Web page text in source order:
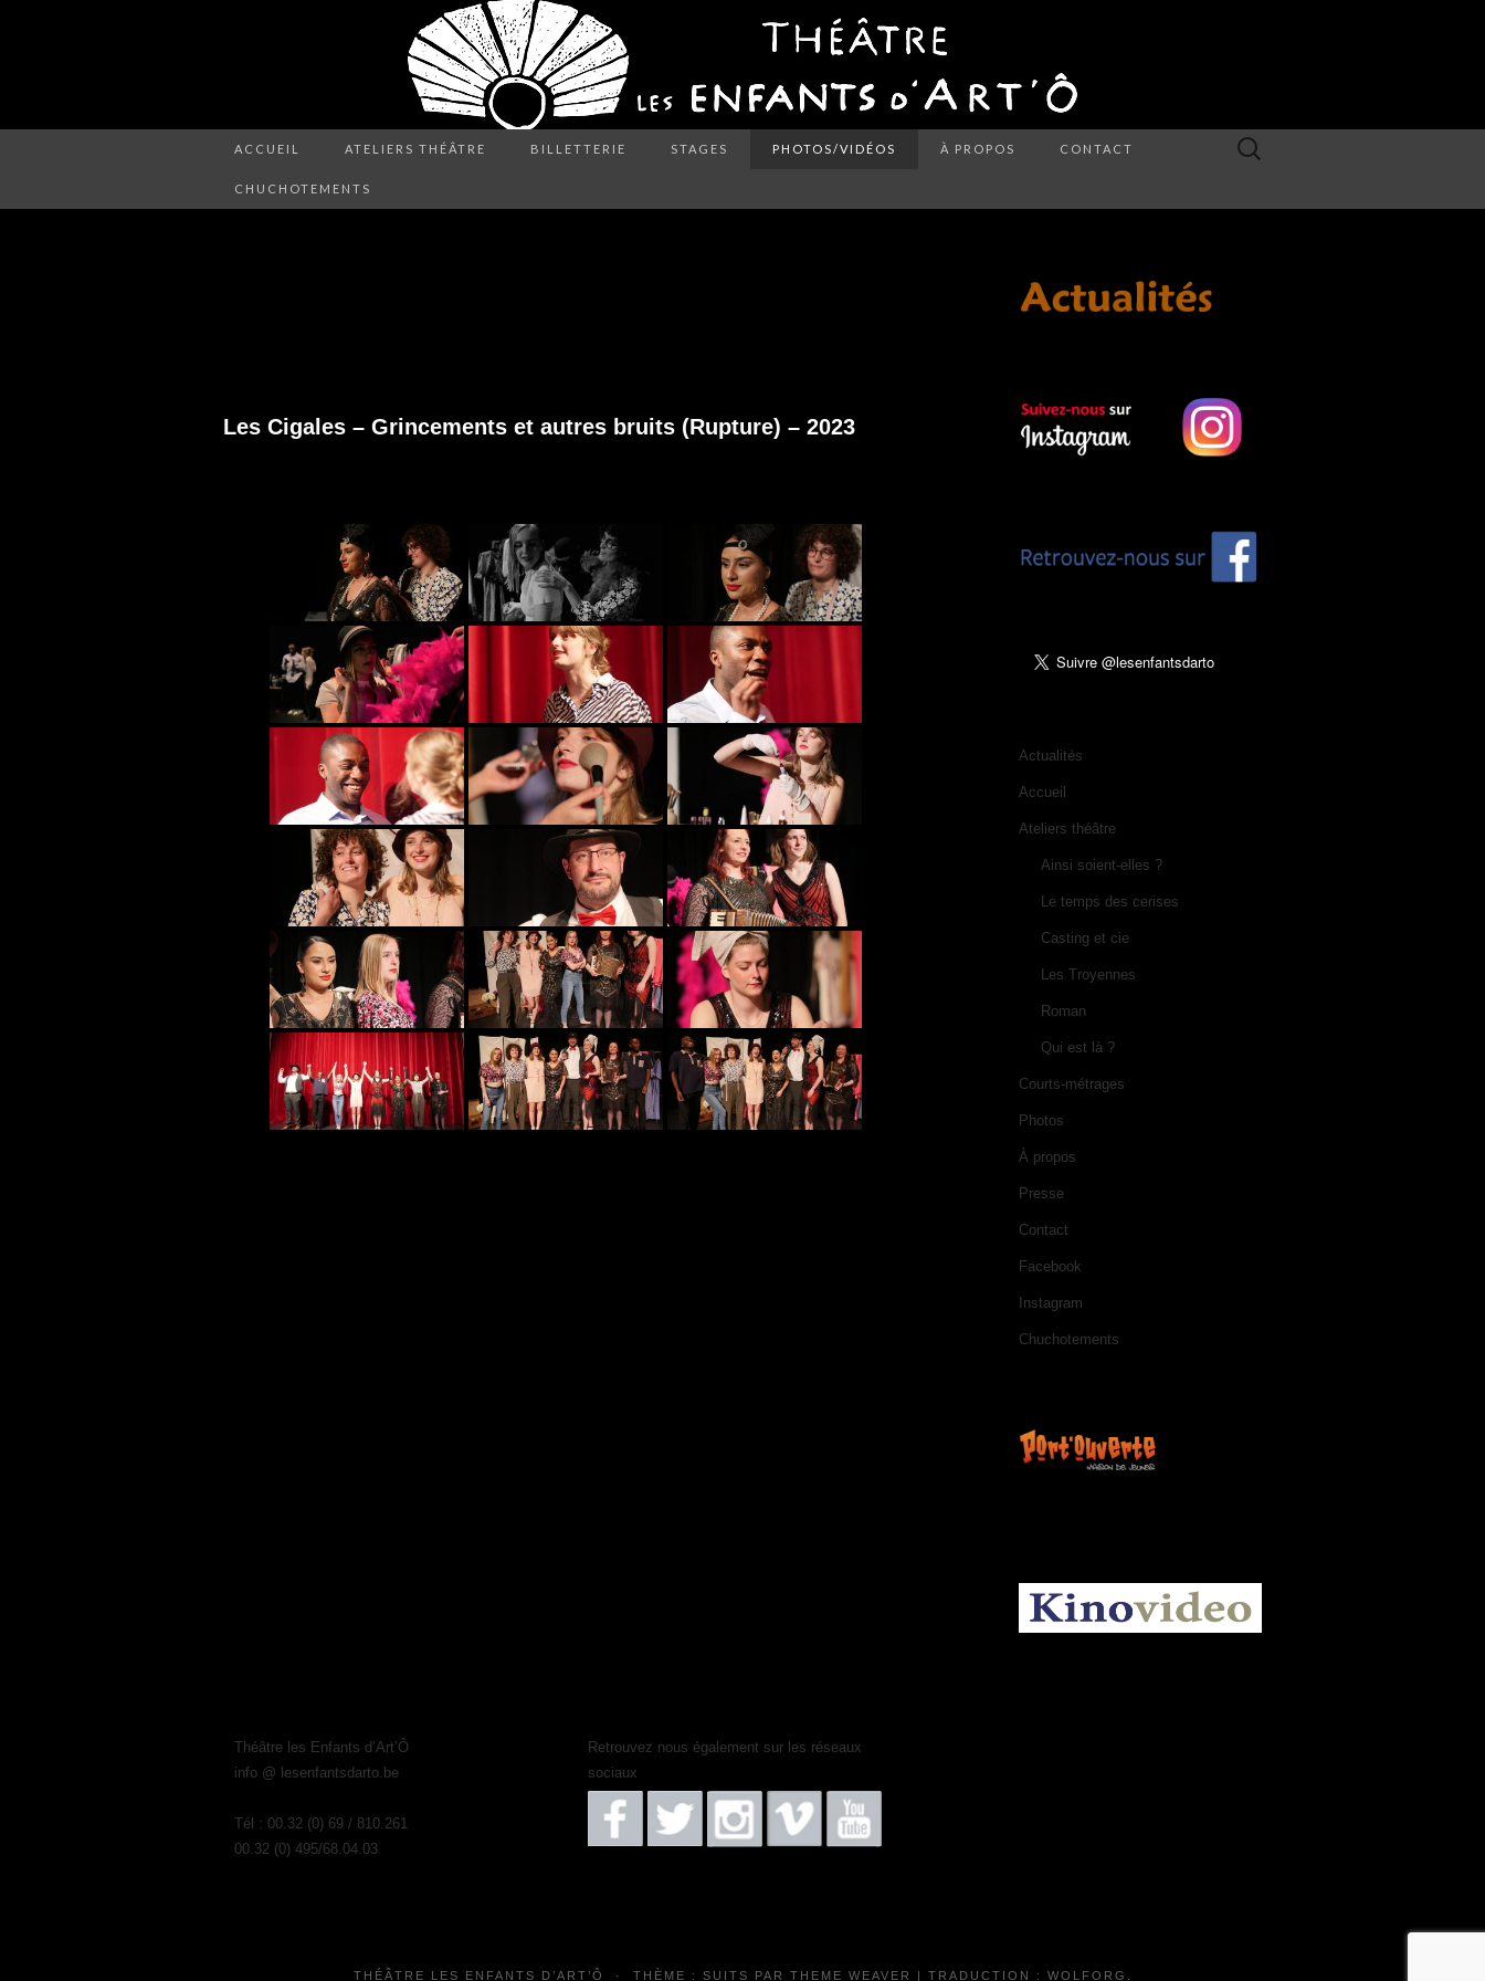
ACCUEIL ATELIERS THÉÂTRE BILLETTERIE STAGES PHOTOS/VIDÉOS À PROPOS CONTACT
CHUCHOTEMENTS
Rechercher :
Les Cigales – Grincements et autres bruits (Rupture) – 2023
Actualités
Accueil
Ateliers théâtre
Ainsi soient-elles ?
Le temps des cerises
Casting et cie
Les Troyennes
Roman
Qui est là ?
Courts-métrages
Photos
À propos
Presse
Contact
Facebook
Instagram
Chuchotements
Théâtre les Enfants d’Art’Ô
info @ lesenfantsdarto.be
Tél : 00.32 (0) 69 / 810.261
00.32 (0) 495/68.04.03
Retrouvez nous également sur les réseaux
sociaux
THÉÂTRE LES ENFANTS D’ART’Ô · THÈME : SUITS PAR THEME WEAVER | TRADUCTION : WOLFORG